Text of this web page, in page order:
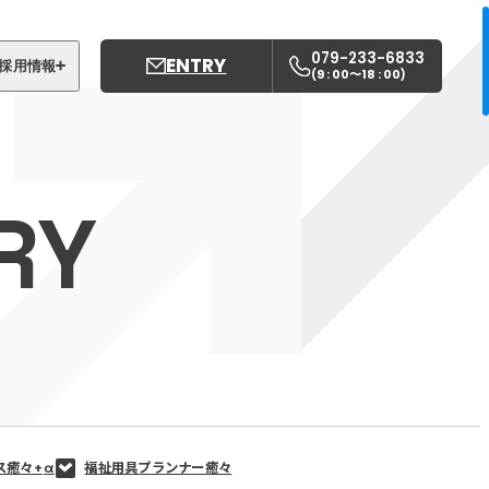
姫路中央保育園
用情報 ENTRY 079-233-6833
(9 : 00〜18 : 00)
癒々+α
福祉用具プランナー癒々